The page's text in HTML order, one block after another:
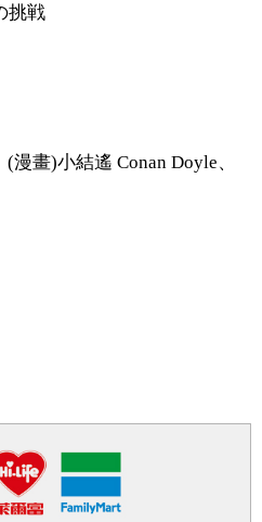
挑戦
畫)小結遙 Conan Doyle、